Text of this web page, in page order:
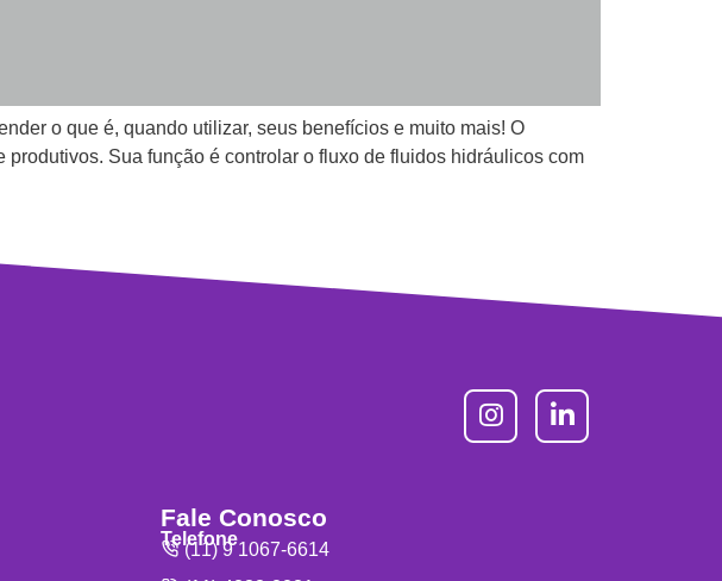
o que é, quando utilizar, seus benefícios e muito mais! O
Sua função é controlar o fluxo de fluidos hidráulicos com
Fale Conosco
Telefone
(11) 9 1067-6614